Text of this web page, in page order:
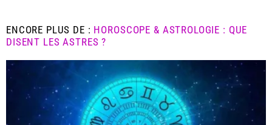
ENCORE PLUS DE : HOROSCOPE & ASTROLOGIE : QUE
DISENT LES ASTRES ?